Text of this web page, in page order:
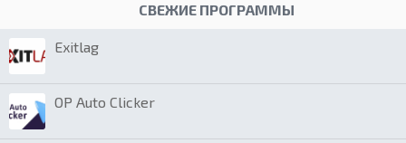
СВЕЖИЕ ПРОГРАММЫ
Exitlag
OP Auto Clicker